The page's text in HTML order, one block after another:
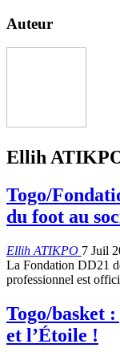
Auteur
Ellih
Togo/
du foot au
Ellih ATIKPO 7 Juil
La Fondation DD21
professionnel est
Togo/basket
et l’Étoile !